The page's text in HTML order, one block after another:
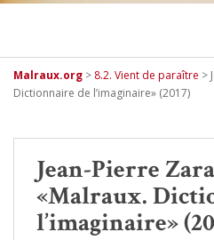
Malraux.org > 8.2. Vient de paraître >
Dictionnaire de l’imaginaire» (2017)
Jean-Pierre
«Malraux.
l’imaginaire»